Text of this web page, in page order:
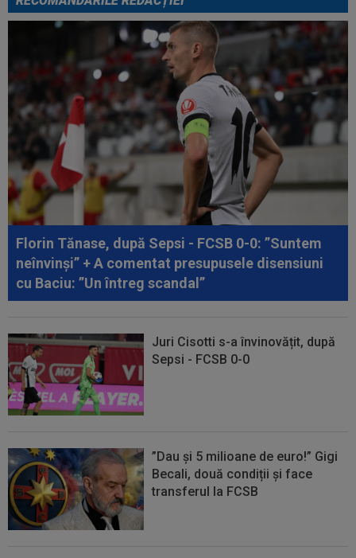
Florin Tănase, după Sepsi - FCSB 0-0: ”Suntem
neînvinși” + A comentat presupusele disensiuni
cu Baciu: ”Un întreg scandal”
Juri Cisotti s-a învinovățit, după
Sepsi - FCSB 0-0
”Dau și 5 milioane de euro!” Gigi
Becali, două condiții și face
transferul la FCSB